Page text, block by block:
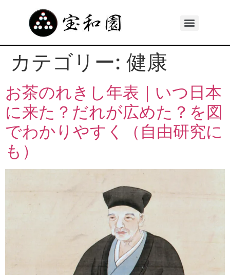
カテゴリー: 健康
お茶のれきし年表｜いつ日本
に来た？だれが広めた？を図
でわかりやすく（自由研究に
も）